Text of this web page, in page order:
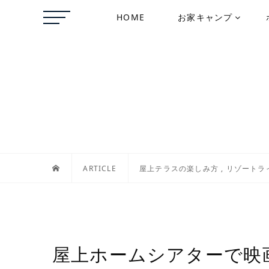
HOME お家キャンプ
ARTICLE 屋上テラスの楽しみ方 , リゾート
屋上ホームシアターで